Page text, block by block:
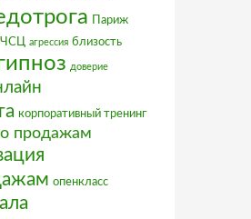
Париж
ЧСЦ агрессия близость
доверие
корпоративный тренинг
продажам
опенкласс